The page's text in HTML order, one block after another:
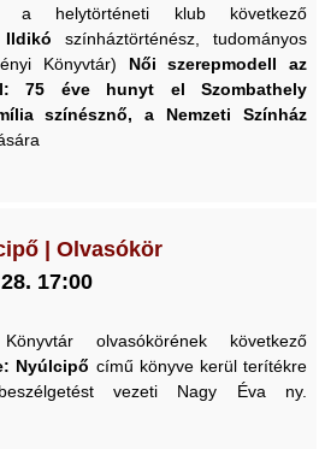
a helytörténeti klub következő
Ildikószínháztörténész, tudományos
Könyvtár) Női szerepmodell az
75 éve hunyt el Szombathely
színésznő, a Nemzeti Színház
| Olvasókör
17:00
olvasókörének következő
Nyúlcipő című könyve kerül terítékre
vezeti Nagy Éva ny.